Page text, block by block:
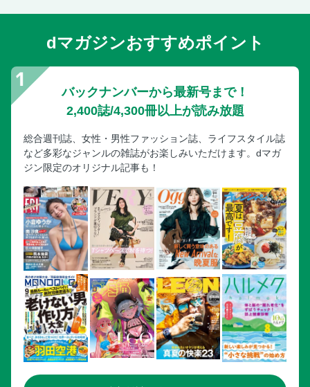
dマガジンおすすめポイント
バックナンバーから最新号まで！
2,400誌/4,300冊以上が読み放題
総合週刊誌、女性・男性ファッション誌、ライフスタイル誌
など多彩なジャンルの雑誌がお楽しみいただけます。dマガ
ジン限定のオリジナル記事も！